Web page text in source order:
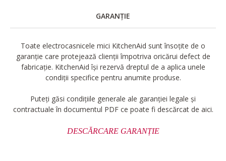
GARANȚIE
Toate electrocasnicele mici KitchenAid sunt însoțite de o
garanție care protejează clienții împotriva oricărui defect de
fabricație. KitchenAid își rezervă dreptul de a aplica unele
condiții specifice pentru anumite produse.
Puteți găsi condițiile generale ale garanției legale și
contractuale în documentul PDF ce poate fi descărcat de aici.
DESCĂRCARE GARANȚIE